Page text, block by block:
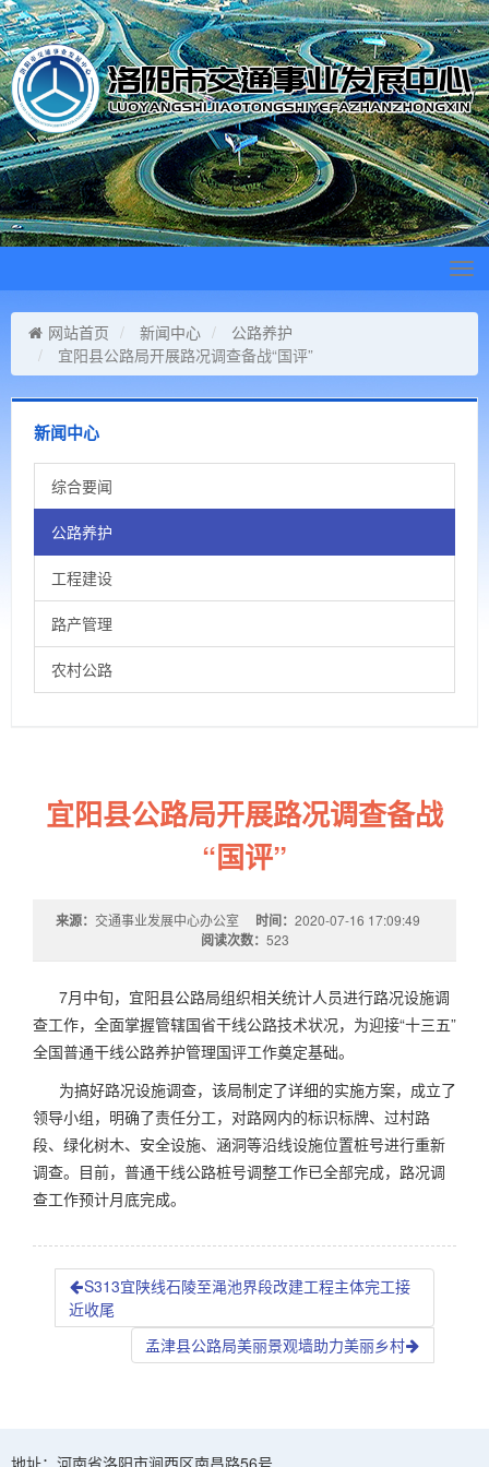
网站首页
新闻中心
公路养护
宜阳县公路局开展路况调查备战“国评”
新闻中心
综合要闻
公路养护
工程建设
路产管理
农村公路
宜阳县公路局开展路况调查备战
“国评”
来源： 交通事业发展中心办公室 时间： 2020-07-16 17:09:49
阅读次数： 523
7月中旬，宜阳县公路局组织相关统计人员进行路况设施调
查工作，全面掌握管辖国省干线公路技术状况，为迎接“十三五”
全国普通干线公路养护管理国评工作奠定基础。
为搞好路况设施调查，该局制定了详细的实施方案，成立了
领导小组，明确了责任分工，对路网内的标识标牌、过村路
段、绿化树木、安全设施、涵洞等沿线设施位置桩号进行重新
调查。目前，普通干线公路桩号调整工作已全部完成，路况调
查工作预计月底完成。
S313宜陕线石陵至渑池界段改建工程主体完工接
近收尾
孟津县公路局美丽景观墙助力美丽乡村
地址：河南省洛阳市涧西区南昌路56号